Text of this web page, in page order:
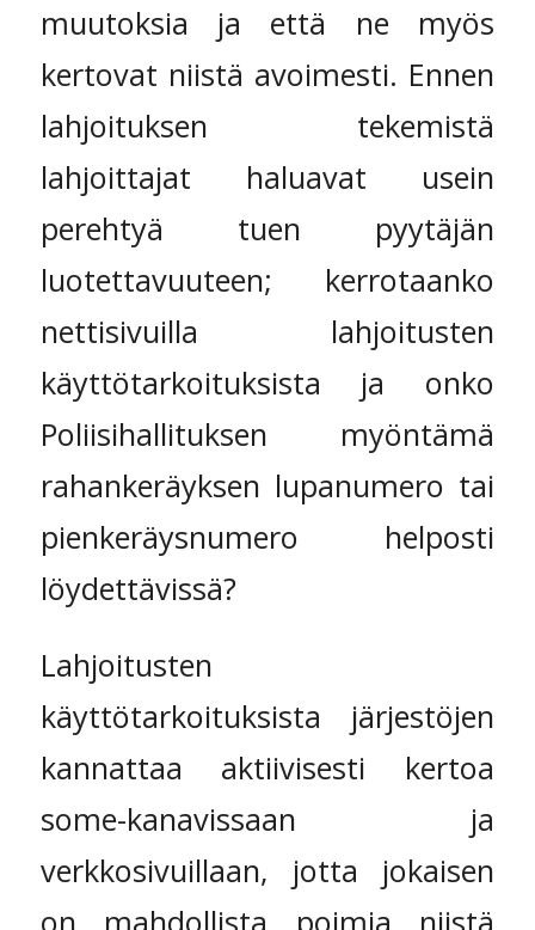
muutoksia ja että ne myös
kertovat niistä avoimesti. Ennen
lahjoituksen tekemistä
lahjoittajat haluavat usein
perehtyä tuen pyytäjän
luotettavuuteen; kerrotaanko
nettisivuilla lahjoitusten
käyttötarkoituksista ja onko
Poliisihallituksen myöntämä
rahankeräyksen lupanumero tai
pienkeräysnumero helposti
löydettävissä?
Lahjoitusten
käyttötarkoituksista järjestöjen
kannattaa aktiivisesti kertoa
some-kanavissaan ja
verkkosivuillaan, jotta jokaisen
on mahdollista poimia niistä